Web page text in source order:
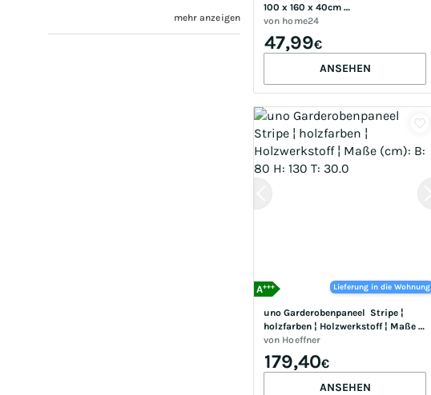
mehr anzeigen
100 x 160 x 40cm
Braun/Dunkelbraun/Schwarz
von home24
47,99€
ANSEHEN
Lieferung in die Wohnung
A+++
uno Garderobenpaneel  Stripe ¦
holzfarben ¦ Holzwerkstoff ¦ Maße
(cm): B: 80 H: 130 T: 30.0
von Hoeffner
179,40€
ANSEHEN